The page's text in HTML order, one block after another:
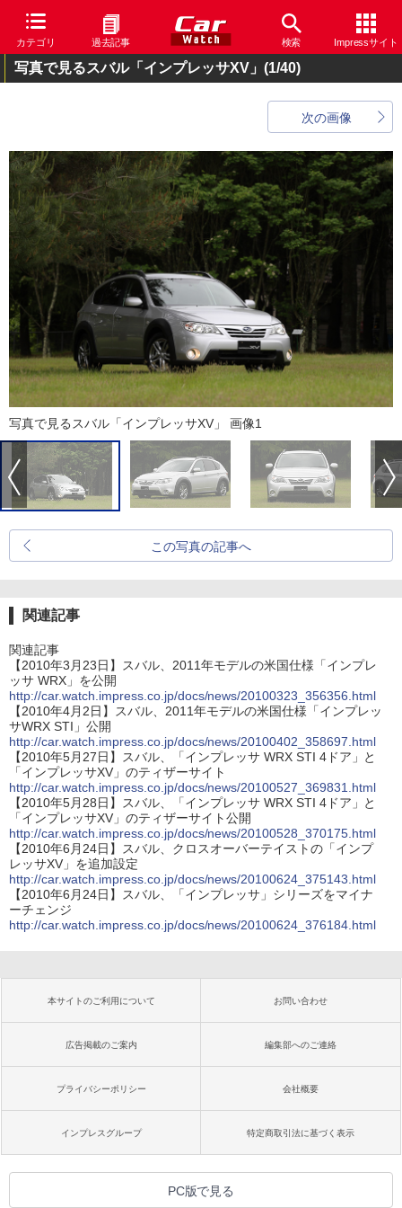
カテゴリ 過去記事 検索 Impressサイト
写真で見るスバル「インプレッサXV」 (1/40)
次の画像
写真で見るスバル「インプレッサXV」 画像1
この写真の記事へ
関連記事
関連記事
【2010年3月23日】スバル、2011年モデルの米国仕様「インプレ
ッサ WRX」を公開
http://car.watch.impress.co.jp/docs/news/20100323_356356.html
【2010年4月2日】スバル、2011年モデルの米国仕様「インプレッ
サWRX STI」公開
http://car.watch.impress.co.jp/docs/news/20100402_358697.html
【2010年5月27日】スバル、「インプレッサ WRX STI 4ドア」と
「インプレッサXV」のティザーサイト
http://car.watch.impress.co.jp/docs/news/20100527_369831.html
【2010年5月28日】スバル、「インプレッサ WRX STI 4ドア」と
「インプレッサXV」のティザーサイト公開
http://car.watch.impress.co.jp/docs/news/20100528_370175.html
【2010年6月24日】スバル、クロスオーバーテイストの「インプ
レッサXV」を追加設定
http://car.watch.impress.co.jp/docs/news/20100624_375143.html
【2010年6月24日】スバル、「インプレッサ」シリーズをマイナ
ーチェンジ
http://car.watch.impress.co.jp/docs/news/20100624_376184.html
本サイトのご利用について お問い合わせ
広告掲載のご案内 編集部へのご連絡
プライバシーポリシー 会社概要
インプレスグループ 特定商取引法に基づく表示
PC版で見る